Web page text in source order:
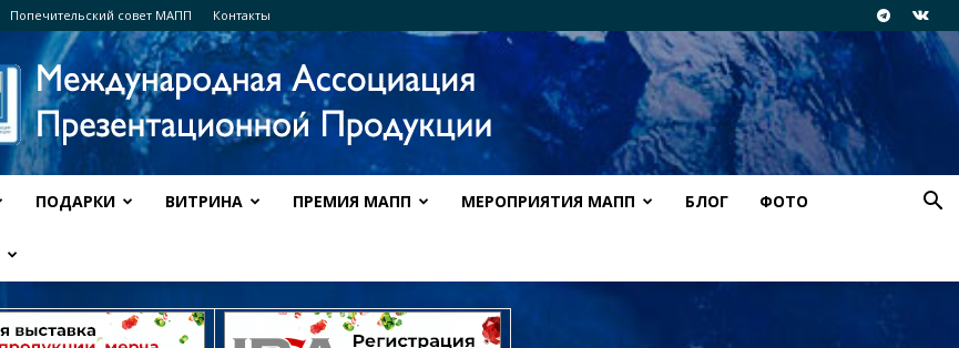
Попечительский совет МАПП Контакты
ПОДАРКИ ВИТРИНА ПРЕМИЯ МАПП МЕРОПРИЯТИЯ МАПП БЛОГ ФОТО